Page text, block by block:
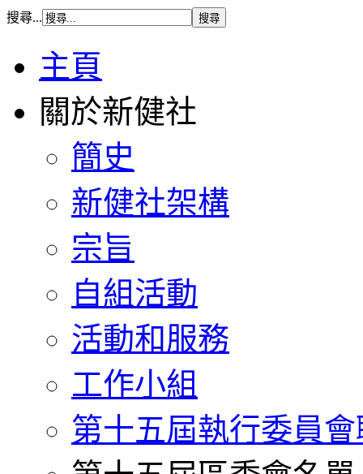
搜尋...
主頁
關於新健社
簡史
新健社架構
宗旨
自組活動
活動和服務
工作小組
第十五屆執行委員